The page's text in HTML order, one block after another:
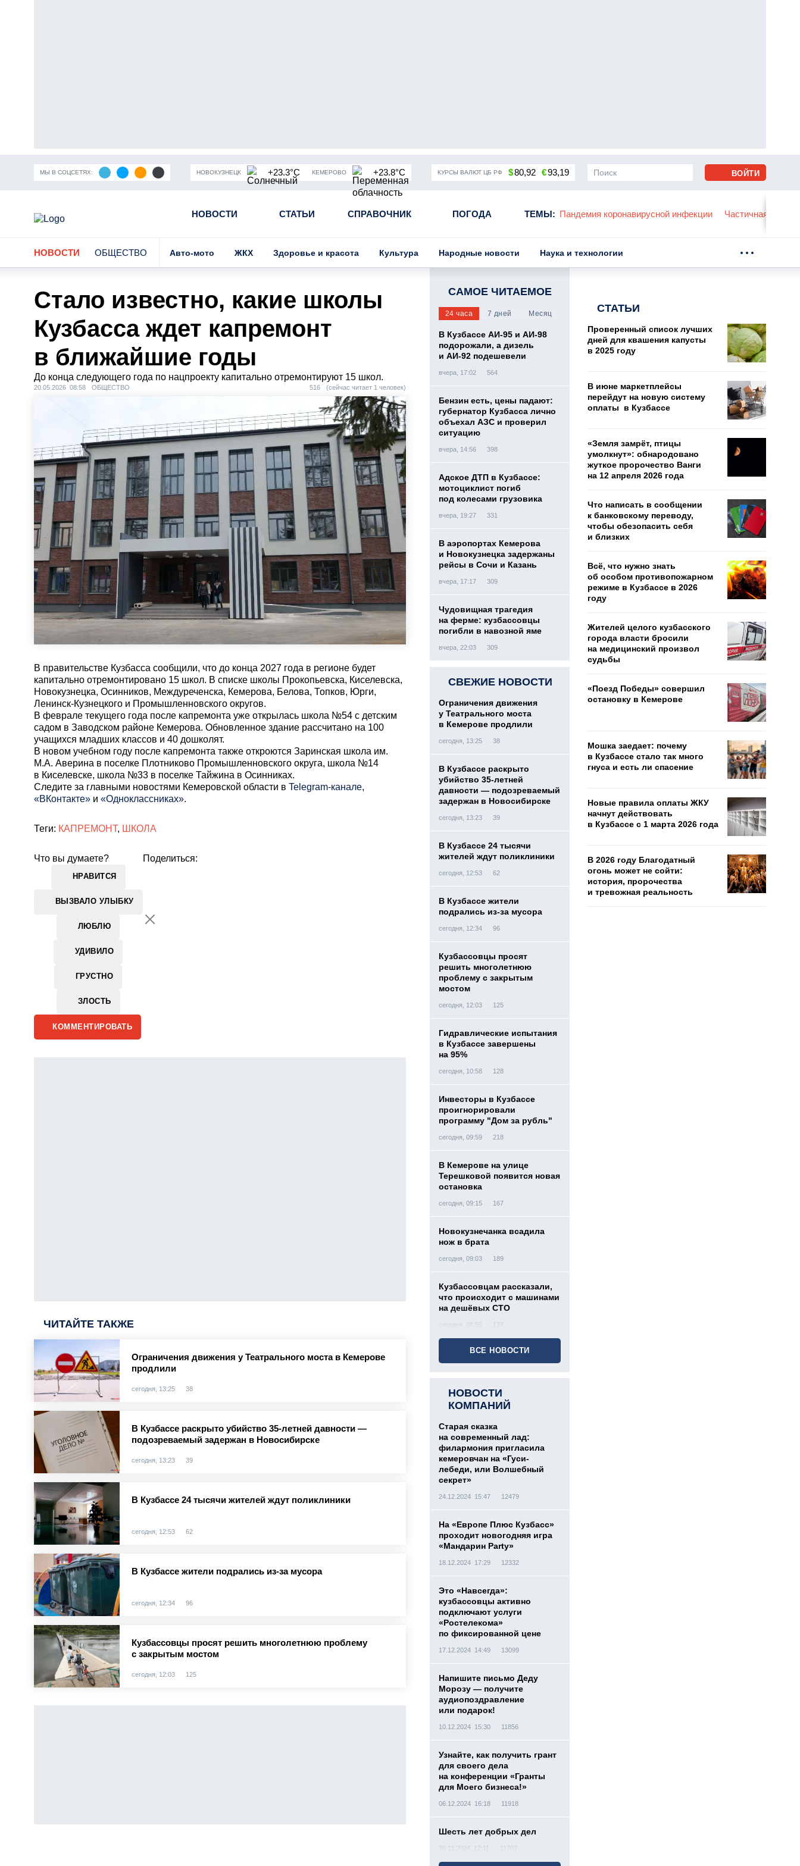
МЫ В СОЦСЕТЯХ: НОВОКУЗНЕЦК +23.3°C КЕМЕРОВО +23.8°C КУРСЫ ВАЛЮТ ЦБ РФ $80,92 €93,19
НОВОСТИ СТАТЬИ СПРАВОЧНИК ПОГОДА ТЕМЫ:
Кузбасса Пандемия коронавирусной инфекции Частичная мобилизация в России Угольная промышленность Кузбасса Пандемия коронавирусной инфекции Частичная
ВОЙТИ
НОВОСТИ ОБЩЕСТВО Авто-мото ЖКХ Здоровье и красота Культура Народные новости Наука и технологии
Стало известно, какие школы
Кузбасса ждет капремонт
в ближайшие годы
До конца следующего года по нацпроекту капитально отремонтируют 15 школ.
20.05.2026 08:58 ОБЩЕСТВО 516 (сейчас читает 1 человек)
В правительстве Кузбасса сообщили, что до конца 2027 года в регионе будет
капитально отремонтировано 15 школ. В списке школы Прокопьевска, Киселевска,
Новокузнецка, Осинников, Междуреченска, Кемерова, Белова, Топков, Юрги,
Ленинск-Кузнецкого и Промышленновского округов.
В феврале текущего года после капремонта уже открылась школа №54 с детским
садом в Заводском районе Кемерова. Обновленное здание рассчитано на 100
учащихся младших классов и 40 дошколят.
В новом учебном году после капремонта также откроются Заринская школа им.
М.А. Аверина в поселке Плотниково Промышленновского округа, школа №14
в Киселевске, школа №33 в поселке Тайжина в Осинниках.
Cледите за главными новостями Кемеровской области в Telegram-канале,
«ВКонтакте» и «Одноклассниках».
Теги: КАПРЕМОНТ, ШКОЛА
Что вы думаете?
НРАВИТСЯ
ВЫЗВАЛО УЛЫБКУ
ЛЮБЛЮ
УДИВИЛО
ГРУСТНО
ЗЛОСТЬ
Поделиться:
КОММЕНТИРОВАТЬ
ЧИТАЙТЕ ТАКЖЕ
Ограничения движения у Театрального моста в Кемерове
продлили
сегодня, 13:25 38
В Кузбассе раскрыто убийство 35-летней давности —
подозреваемый задержан в Новосибирске
сегодня, 13:23 39
В Кузбассе 24 тысячи жителей ждут поликлиники
сегодня, 12:53 62
В Кузбассе жители подрались из-за мусора
сегодня, 12:34 96
Кузбассовцы просят решить многолетнюю проблему
с закрытым мостом
сегодня, 12:03 125
САМОЕ ЧИТАЕМОЕ
24 часа 7 дней Месяц
В Кузбассе АИ-95 и АИ-98
подорожали, а дизель
и АИ-92 подешевели
вчера, 17:02 564
Бензин есть, цены падают:
губернатор Кузбасса лично
объехал АЗС и проверил
ситуацию
вчера, 14:56 398
Адское ДТП в Кузбассе:
мотоциклист погиб
под колесами грузовика
вчера, 19:27 331
В аэропортах Кемерова
и Новокузнецка задержаны
рейсы в Сочи и Казань
вчера, 17:17 309
Чудовищная трагедия
на ферме: кузбассовцы
погибли в навозной яме
вчера, 22:03 309
СВЕЖИЕ НОВОСТИ
Ограничения движения
у Театрального моста
в Кемерове продлили
сегодня, 13:25 38
В Кузбассе раскрыто
убийство 35-летней
давности — подозреваемый
задержан в Новосибирске
сегодня, 13:23 39
В Кузбассе 24 тысячи
жителей ждут поликлиники
сегодня, 12:53 62
В Кузбассе жители
подрались из-за мусора
сегодня, 12:34 96
Кузбассовцы просят
решить многолетнюю
проблему с закрытым
мостом
сегодня, 12:03 125
Гидравлические испытания
в Кузбассе завершены
на 95%
сегодня, 10:58 128
Инвесторы в Кузбассе
проигнорировали
программу "Дом за рубль"
сегодня, 09:59 218
В Кемерове на улице
Терешковой появится новая
остановка
сегодня, 09:15 167
Новокузнечанка всадила
нож в брата
сегодня, 09:03 189
Кузбассовцам рассказали,
что происходит с машинами
на дешёвых СТО
сегодня, 08:56 174
ВСЕ НОВОСТИ
НОВОСТИ
КОМПАНИЙ
Старая сказка
на современный лад:
филармония пригласила
кемеровчан на «Гуси-
лебеди, или Волшебный
секрет»
24.12.2024 15:47 12479
На «Европе Плюс Кузбасс»
проходит новогодняя игра
«Мандарин Party»
18.12.2024 17:29 12332
Это «Навсегда»:
кузбассовцы активно
подключают услуги
«Ростелекома»
по фиксированной цене
17.12.2024 14:49 13099
Напишите письмо Деду
Морозу — получите
аудиопоздравление
или подарок!
10.12.2024 15:30 11856
Узнайте, как получить грант
для своего дела
на конференции «Гранты
для Моего бизнеса!»
06.12.2024 16:18 11918
Шесть лет добрых дел
30.11.2024 12:11 11707
СТАТЬИ
Проверенный список лучших
дней для квашения капусты
в 2025 году
В июне маркетплейсы
перейдут на новую систему
оплаты в Кузбассе
«Земля замрёт, птицы
умолкнут»: обнародовано
жуткое пророчество Ванги
на 12 апреля 2026 года
Что написать в сообщении
к банковскому переводу,
чтобы обезопасить себя
и близких
Всё, что нужно знать
об особом противопожарном
режиме в Кузбассе в 2026
году
Жителей целого кузбасского
города власти бросили
на медицинский произвол
судьбы
«Поезд Победы» совершил
остановку в Кемерове
Мошка заедает: почему
в Кузбассе стало так много
гнуса и есть ли спасение
Новые правила оплаты ЖКУ
начнут действовать
в Кузбассе с 1 марта 2026 года
В 2026 году Благодатный
огонь может не сойти:
история, пророчества
и тревожная реальность